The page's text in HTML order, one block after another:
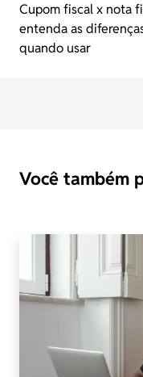
Cupom fiscal x nota
entenda as
quando usar
Você também